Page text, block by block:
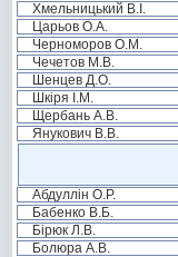
Хмельницький В.І.
Царьов О.А.
Черноморов О.М.
Чечетов М.В.
Шенцев Д.О.
Шкіря І.М.
Щербань А.В.
Янукович В.В.
Абдуллін О.Р.
Бабенко В.Б.
Бірюк Л.В.
Болюра А.В.